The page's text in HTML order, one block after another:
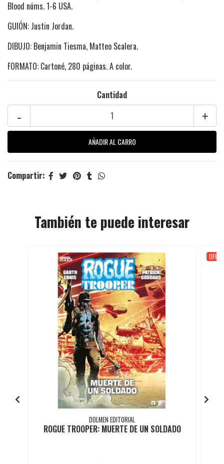
Blood núms. 1-6 USA.
GUIÓN: Justin Jordan.
DIBUJO: Benjamin Tiesma, Matteo Scalera.
FORMATO: Cartoné, 280 páginas. A color.
Cantidad
+
-
Compartir:
También te puede interesar
DOLMEN EDITORIAL
ROGUE TROOPER: MUERTE DE UN SOLDADO